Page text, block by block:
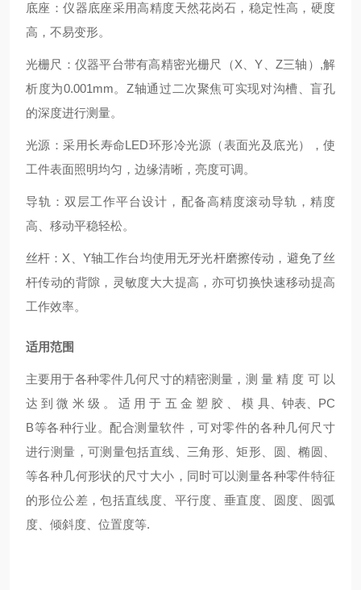
底座：仪器底座采用高精度天然花岗石，稳定性高，硬度
高，不易变形。
光栅尺：仪器平台带有高精密光栅尺（X、Y、Z三轴）,解
析度为0.001mm。Z轴通过二次聚焦可实现对沟槽、盲孔
的深度进行测量。
光源：采用长寿命LED环形冷光源（表面光及底光），使
工件表面照明均匀，边缘清晰，亮度可调。
导轨：双层工作平台设计，配备高精度滚动导轨，精度
高、移动平稳轻松。
丝杆：X、Y轴工作台均使用无牙光杆磨擦传动，避免了丝
杆传动的背隙，灵敏度大大提高，亦可切换快速移动提高
工作效率。
适用范围
主要用于各种零件几何尺寸的精密测量，测 量 精 度 可 以
达 到 微 米 级 。 适 用 于 五 金 塑 胶 、 模 具、钟表、PC
B等各种行业。配合测量软件，可对零件的各种几何尺寸
进行测量，可测量包括直线、三角形、矩形、圆、椭圆、
等各种几何形状的尺寸大小，同时可以测量各种零件特征
的形位公差，包括直线度、平行度、垂直度、圆度、圆弧
度、倾斜度、位置度等.